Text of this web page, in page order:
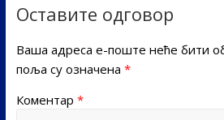
Оставите одговор
Ваша адреса е-поште неће бити
поља су означена *
Коментар *